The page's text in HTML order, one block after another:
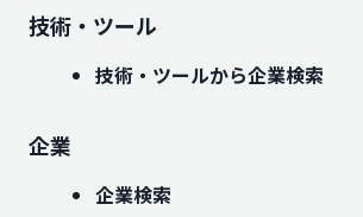
技術・ツール
技術・ツールから企業検索
企業
企業検索